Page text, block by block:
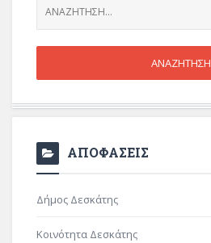
ΑΠΟΦΑΣΕΙΣ
Δήμος Δεσκάτης
Κοινότητα Δεσκάτης